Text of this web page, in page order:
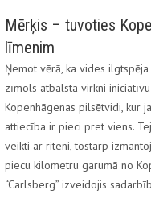
Mērķis – tuvoties
līmenim
Ņemot vērā, ka vides
zīmols atbalsta virkni
Kopenhāgenas pilsētvidi, kur
attiecība ir pieci pret viens.
veikti ar riteni, tostarp
piecu kilometru garumā no
“Carlsberg” izveidojis